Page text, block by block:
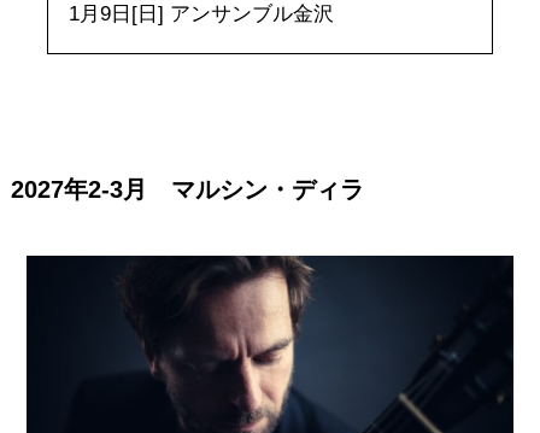
1月9日[日] アンサンブル金沢
2027年2-3月 マルシン・ディラ